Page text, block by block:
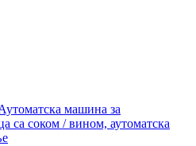
машина за
са соком / вином, аутоматска